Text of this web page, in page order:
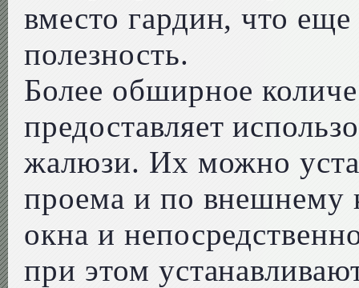
вместо гардин, что
полезность.
Более обширное
предоставляет
жалюзи. Их можно
проема и по внешнему
окна и
при этом